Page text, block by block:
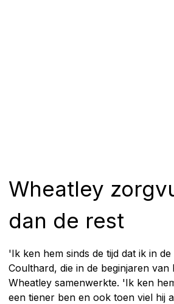
Wheatley
dan de rest
'Ik ken hem sinds de tijd dat ik in
Coulthard, die in de beginjaren van
Wheatley samenwerkte. 'Ik ken
een tiener ben en ook toen viel hij